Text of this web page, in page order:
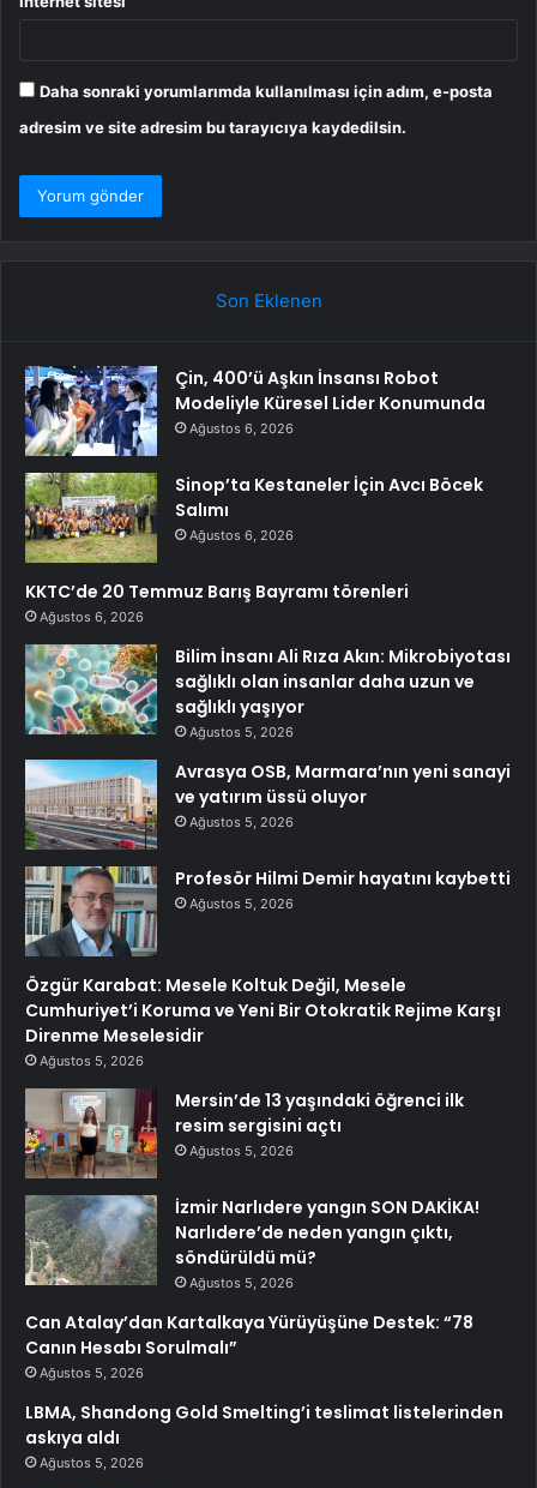
Daha sonraki yorumlarımda kullanılması için adım, e-posta
adresim ve site adresim bu tarayıcıya kaydedilsin.
Son Eklenen
Çin, 400’ü Aşkın İnsansı Robot
Modeliyle Küresel Lider Konumunda
Ağustos 6, 2026
Sinop’ta Kestaneler İçin Avcı Böcek
Salımı
Ağustos 6, 2026
KKTC’de 20 Temmuz Barış Bayramı törenleri
Ağustos 6, 2026
Bilim İnsanı Ali Rıza Akın: Mikrobiyotası
sağlıklı olan insanlar daha uzun ve
sağlıklı yaşıyor
Ağustos 5, 2026
Avrasya OSB, Marmara’nın yeni sanayi
ve yatırım üssü oluyor
Ağustos 5, 2026
Profesör Hilmi Demir hayatını kaybetti
Ağustos 5, 2026
Özgür Karabat: Mesele Koltuk Değil, Mesele
Cumhuriyet’i Koruma ve Yeni Bir Otokratik Rejime Karşı
Direnme Meselesidir
Ağustos 5, 2026
Mersin’de 13 yaşındaki öğrenci ilk
resim sergisini açtı
Ağustos 5, 2026
İzmir Narlıdere yangın SON DAKİKA!
Narlıdere’de neden yangın çıktı,
söndürüldü mü?
Ağustos 5, 2026
Can Atalay’dan Kartalkaya Yürüyüşüne Destek: “78
Canın Hesabı Sorulmalı”
Ağustos 5, 2026
LBMA, Shandong Gold Smelting’i teslimat listelerinden
askıya aldı
Ağustos 5, 2026